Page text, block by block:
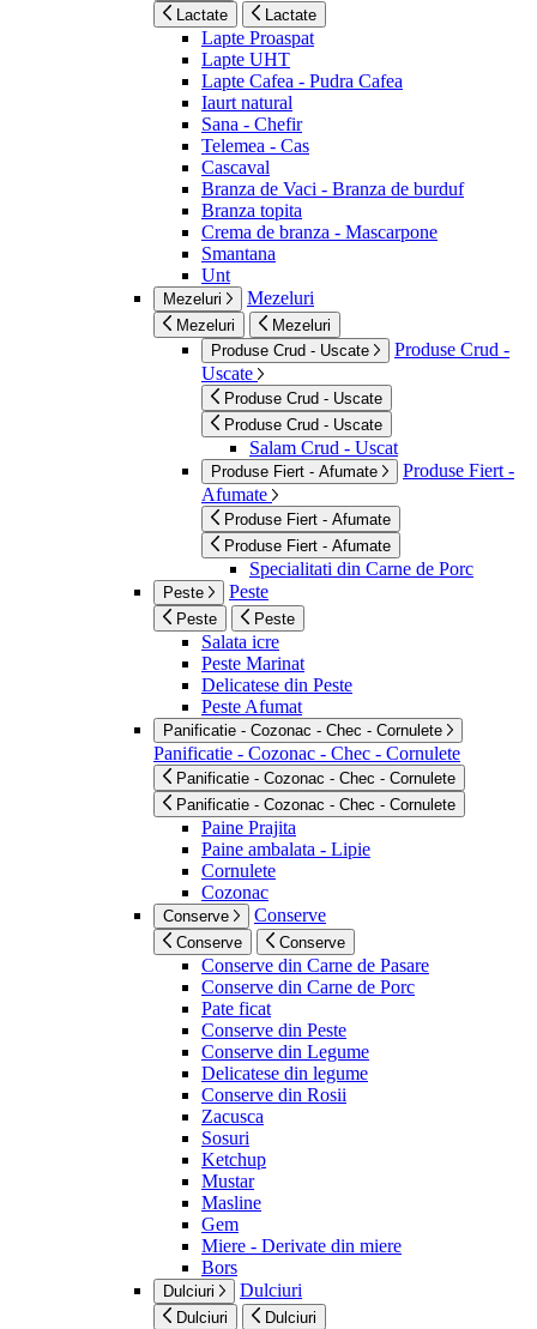
Lactate Lactate
Lapte Proaspat
Lapte UHT
Lapte Cafea - Pudra Cafea
Iaurt natural
Sana - Chefir
Telemea - Cas
Cascaval
Branza de Vaci - Branza de burduf
Branza topita
Crema de branza - Mascarpone
Smantana
Unt
Mezeluri Mezeluri
Mezeluri
Mezeluri
Produse Crud - Uscate
Produse Crud -
Uscate
Produse Crud - Uscate
Produse Crud - Uscate
Salam Crud - Uscat
Produse Fiert - Afumate
Produse Fiert -
Afumate
Produse Fiert - Afumate
Produse Fiert - Afumate
Specialitati din Carne de Porc
Peste Peste
Peste Peste
Salata icre
Peste Marinat
Delicatese din Peste
Peste Afumat
Panificatie - Cozonac - Chec - Cornulete
Panificatie - Cozonac - Chec - Cornulete
Panificatie - Cozonac - Chec - Cornulete
Panificatie - Cozonac - Chec - Cornulete
Paine Prajita
Paine ambalata - Lipie
Cornulete
Cozonac
Conserve Conserve
Conserve Conserve
Conserve din Carne de Pasare
Conserve din Carne de Porc
Pate ficat
Conserve din Peste
Conserve din Legume
Delicatese din legume
Conserve din Rosii
Zacusca
Sosuri
Ketchup
Mustar
Masline
Gem
Miere - Derivate din miere
Bors
Dulciuri Dulciuri
Dulciuri Dulciuri